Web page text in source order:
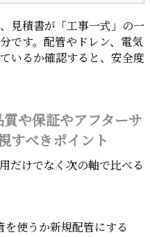
見積書が「工事一式」の一
です。配管やドレン、電気
いるか確認すると、安全度
や保証やアフターサ
すべきポイント
だけでなく次の軸で比べる
使うか新規配管にする